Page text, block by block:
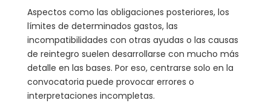
Aspectos como las obligaciones posteriores, los
límites de determinados gastos, las
incompatibilidades con otras ayudas o las causas
de reintegro suelen desarrollarse con mucho más
detalle en las bases. Por eso, centrarse solo en la
convocatoria puede provocar errores o
interpretaciones incompletas.